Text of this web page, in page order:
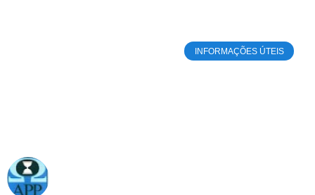
INFORMAÇÕES ÚTEIS